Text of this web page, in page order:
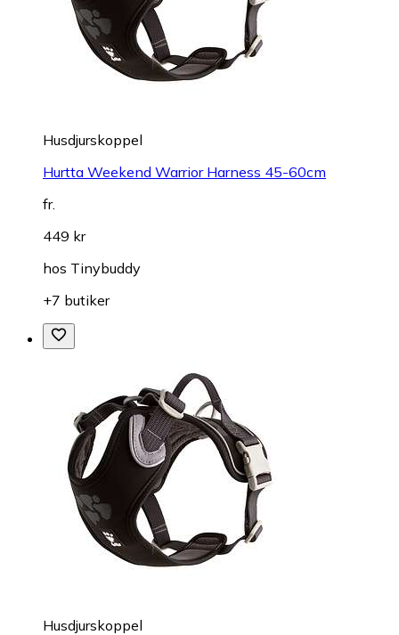
Husdjurskoppel
Hurtta Weekend Warrior Harness 45-60cm
fr.
449 kr
hos Tinybuddy
+7 butiker
Husdjurskoppel